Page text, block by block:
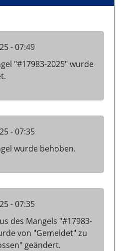
- 07:49
"#17983-2025" wurde
- 07:35
wurde behoben.
- 07:35
des Mangels "#17983-
von "Gemeldet" zu
geändert.